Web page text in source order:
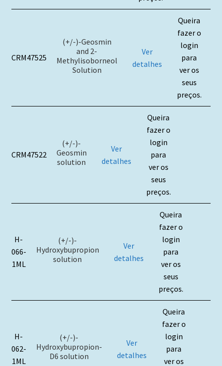
CRM47525
(+/-)-Geosmin
and 2-
Methylisoborneol
Solution
Ver
detalhes
Queira
fazer o
login
para
ver os
seus
preços.
CRM47522
(+/-)-
Geosmin
solution
Ver
detalhes
Queira
fazer o
login
para
ver os
seus
preços.
H-
066-
1ML
(+/-)-
Hydroxybupropion
solution
Ver
detalhes
Queira
fazer o
login
para
ver os
seus
preços.
H-
062-
1ML
(+/-)-
Hydroxybupropion-
D6 solution
Ver
detalhes
Queira
fazer o
login
para
ver os